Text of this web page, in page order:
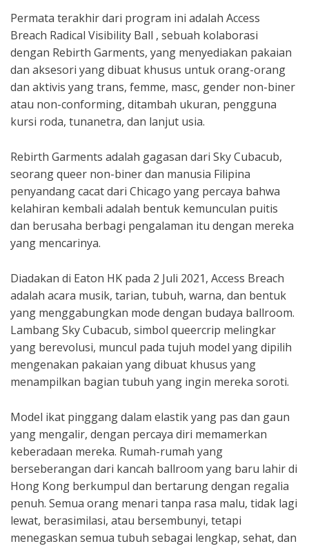
Permata terakhir dari program ini adalah Access
Breach Radical Visibility Ball , sebuah kolaborasi
dengan Rebirth Garments, yang menyediakan pakaian
dan aksesori yang dibuat khusus untuk orang-orang
dan aktivis yang trans, femme, masc, gender non-biner
atau non-conforming, ditambah ukuran, pengguna
kursi roda, tunanetra, dan lanjut usia.
Rebirth Garments adalah gagasan dari Sky Cubacub,
seorang queer non-biner dan manusia Filipina
penyandang cacat dari Chicago yang percaya bahwa
kelahiran kembali adalah bentuk kemunculan puitis
dan berusaha berbagi pengalaman itu dengan mereka
yang mencarinya.
Diadakan di Eaton HK pada 2 Juli 2021, Access Breach
adalah acara musik, tarian, tubuh, warna, dan bentuk
yang menggabungkan mode dengan budaya ballroom.
Lambang Sky Cubacub, simbol queercrip melingkar
yang berevolusi, muncul pada tujuh model yang dipilih
mengenakan pakaian yang dibuat khusus yang
menampilkan bagian tubuh yang ingin mereka soroti.
Model ikat pinggang dalam elastik yang pas dan gaun
yang mengalir, dengan percaya diri memamerkan
keberadaan mereka. Rumah-rumah yang
berseberangan dari kancah ballroom yang baru lahir di
Hong Kong berkumpul dan bertarung dengan regalia
penuh. Semua orang menari tanpa rasa malu, tidak lagi
lewat, berasimilasi, atau bersembunyi, tetapi
menegaskan semua tubuh sebagai lengkap, sehat, dan